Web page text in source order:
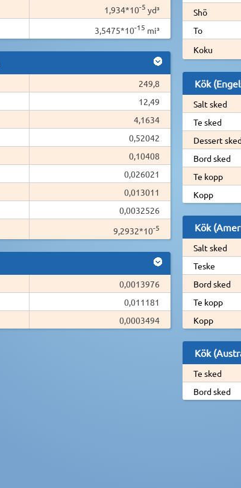
1,934*10-5 yd³
3,5475*10-15 mi³
249,8
12,49
4,1634
0,52042
0,10408
0,026021
0,013011
0,0032526
9,2932*10-5
0,0013976
0,011181
0,0003494
Shö
To
Koku
Kök
Salt sked
Te sked
Dessert
Bord sked
Te kopp
Kopp
Kök
Salt sked
Teske
Bord sked
Te kopp
Kopp
Kök
Te sked
Bord sked